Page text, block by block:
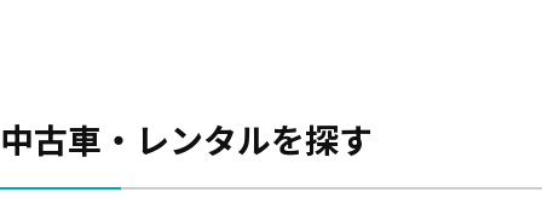
中古車・レンタルを探す